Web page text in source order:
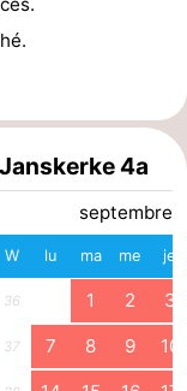
4a
septembre
W lu ma me je
36 1 2 3
37 7 8 9 10